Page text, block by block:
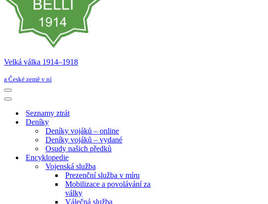
Velká válka 1914–⁠⁠⁠⁠⁠⁠1918
a České země v ní
Navigační
menu
Navigační
Seznamy ztrát
Deníky
Deníky vojáků – online
Deníky vojáků – vydané
Osudy našich předků
Encyklopedie
Vojenská služba
Prezenční služba v míru
Mobilizace a povolávání za
války
Válečná služba